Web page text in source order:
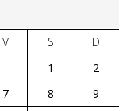
V S
D
1
2
7 8
9